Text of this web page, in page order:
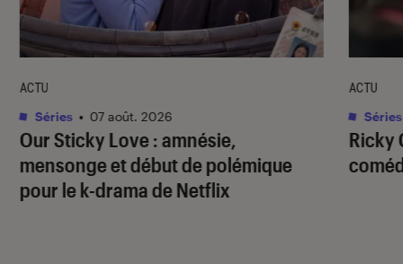
Our Sticky Love: amnésie,
mensonge et début de polémique
pour le k-drama de Netflix
ACTU
Séries • 07 août. 2026
Ricky
ACTU
Séries